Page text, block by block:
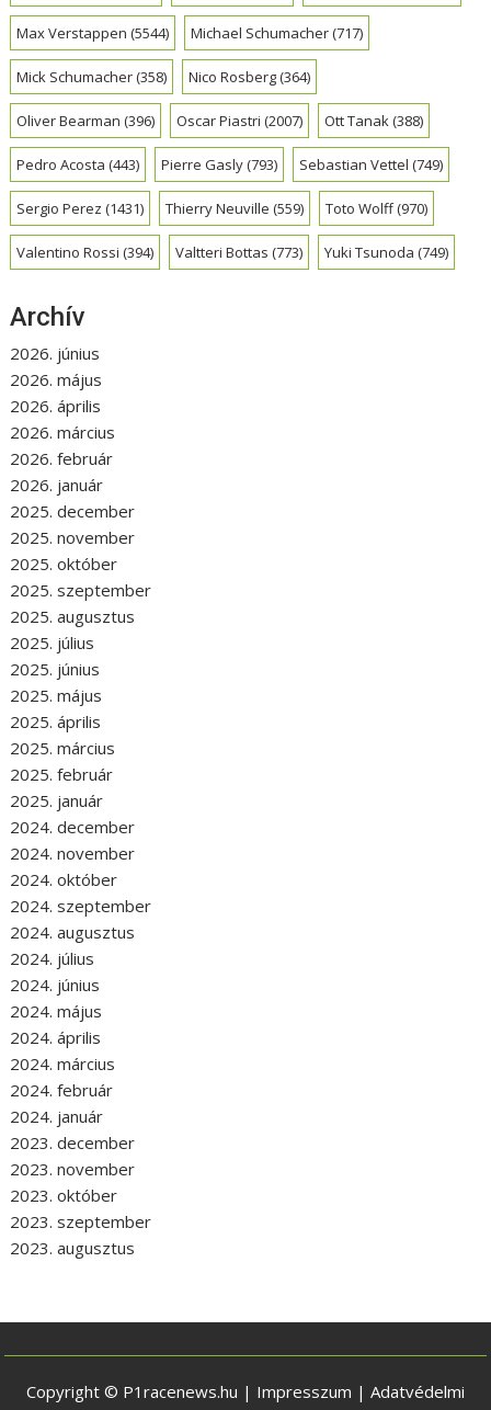
Max Verstappen (5544) Michael Schumacher(717)
Mick Schumacher(358) Nico Rosberg(364)
Oliver Bearman (396) Oscar Piastri (2007) Ott Tanak(388)
Pedro Acosta (443) Pierre Gasly(793) Sebastian Vettel (749)
Sergio Perez (1431) Thierry Neuville (559) Toto Wolff(970)
Valentino Rossi (394) Valtteri Bottas (773) Yuki Tsunoda (749)
Archív
2026. június
2026. május
2026. április
2026. március
2026. február
2026. január
2025. december
2025. november
2025. október
2025. szeptember
2025. augusztus
2025. július
2025. június
2025. május
2025. április
2025. március
2025. február
2025. január
2024. december
2024. november
2024. október
2024. szeptember
2024. augusztus
2024. július
2024. június
2024. május
2024. április
2024. március
2024. február
2024. január
2023. december
2023. november
2023. október
2023. szeptember
2023. augusztus
Copyright © P1racenews.hu | Impresszum | Adatvédelmi